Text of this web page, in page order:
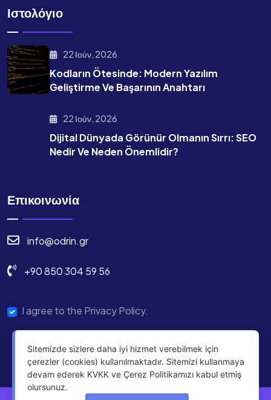
Ιστολόγιο
22 Ιούν, 2026
Kodların Ötesinde: Modern Yazılım
Geliştirme Ve Başarının Anahtarı
22 Ιούν, 2026
Dijital Dünyada Görünür Olmanın Sırrı: SEO
Nedir Ve Neden Önemlidir?
Επικοινωνία
info@odrin.gr
+90 850 304 59 56
I agree to the Privacy Policy.
Sitemizde sizlere daha iyi hizmet verebilmek için
çerezler (cookies) kullanılmaktadır. Sitemizi kullanmaya
devam ederek KVKK ve Çerez Politikamızı kabul etmiş
olursunuz.